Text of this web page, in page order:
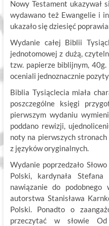
Nowy Testament ukazywał
wydawano też Ewangelie i
ukazało się dziesięć
Wydanie całej Biblii
jednotomowej z dużą,
tzw. papierze biblijnym,
oceniali jednoznacznie
Biblia Tysiąclecia miała
poszczególne księgi
pierwszym wydaniu
poddano rewizji,
noty na pierwszych
z języków oryginalnych.
Wydanie poprzedzało
Polski, kardynała Stefana
nawiązanie do
autorstwa Stanisława
Polski. Ponadto o
przeczytać w słowie